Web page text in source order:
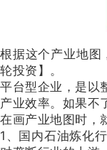
根据这个产业地图
轮投资】。
平台型企业，是以
产业效率。如果不
在画产业地图时，
1、国内石油炼化